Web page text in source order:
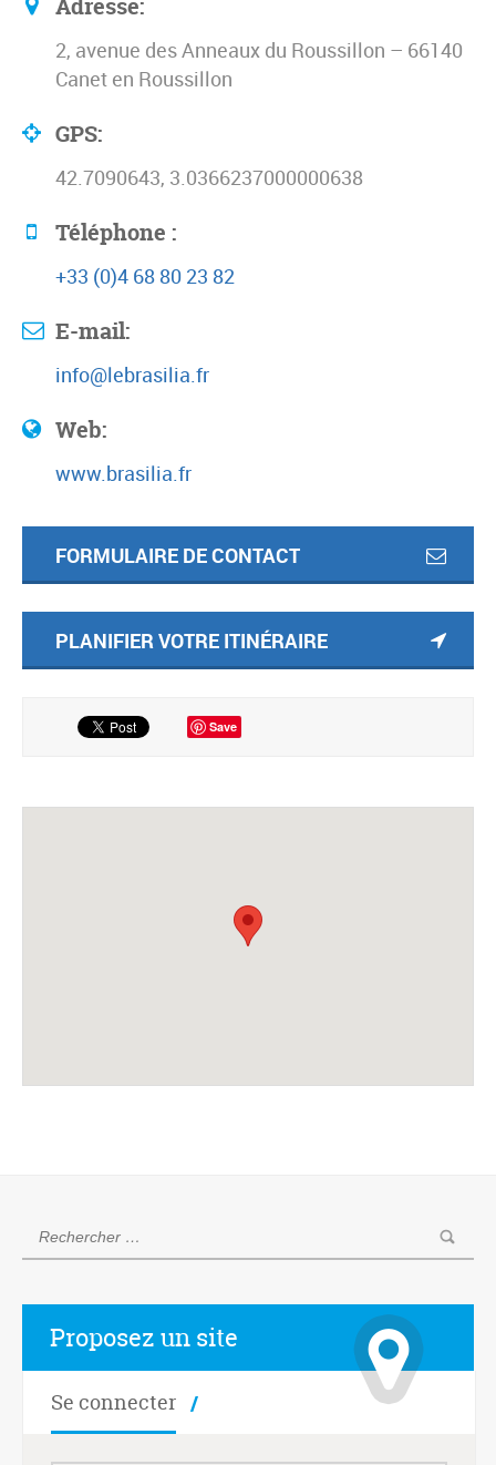
Adresse:
2, avenue des Anneaux du Roussillon – 66140
Canet en Roussillon
GPS:
42.7090643, 3.0366237000000638
Téléphone :
+33 (0)4 68 80 23 82
E-mail:
info@lebrasilia.fr
Web:
www.brasilia.fr
FORMULAIRE DE CONTACT
PLANIFIER VOTRE ITINÉRAIRE
Save
Proposez un site
Se connecter